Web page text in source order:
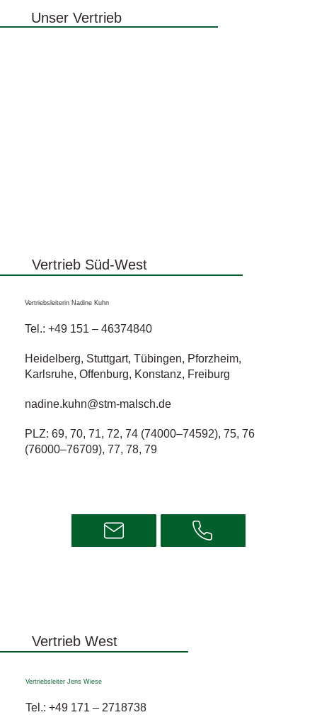
Unser Vertrieb
Vertrieb Süd-West
Vertriebsleiterin Nadine Kuhn
Tel.:+49 151 – 46374840
Heidelberg, Stuttgart, Tübingen, Pforzheim,
Karlsruhe, Offenburg, Konstanz, Freiburg
nadine.kuhn@stm-malsch.de
PLZ: 69, 70, 71, 72, 74 (74000–74592), 75, 76
(76000–76709), 77, 78, 79
Vertrieb West
Vertriebsleiter Jens Wiese
Tel.: +49 171 – 2718738